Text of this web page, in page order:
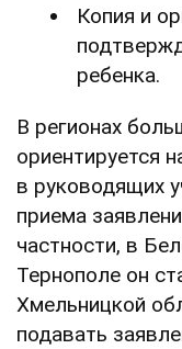
Копия и
ребенка.
В регионах
ориентируется
в руководящих
приема
частности, в
Тернополе он
Хмельницкой
подавать